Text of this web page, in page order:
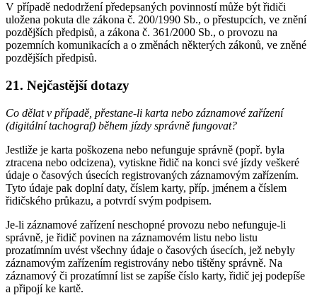
V případě nedodržení předepsaných povinností může být řidiči
uložena pokuta dle zákona č. 200/1990 Sb., o přestupcích, ve znění
pozdějších předpisů, a zákona č. 361/2000 Sb., o provozu na
pozemních komunikacích a o změnách některých zákonů, ve zněné
pozdějších předpisů.
21. Nejčastější dotazy
Co dělat v případě, přestane-li karta nebo záznamové zařízení
(digitální tachograf) během jízdy správně fungovat?
Jestliže je karta poškozena nebo nefunguje správně (popř. byla
ztracena nebo odcizena), vytiskne řidič na konci své jízdy veškeré
údaje o časových úsecích registrovaných záznamovým zařízením.
Tyto údaje pak doplní daty, číslem karty, příp. jménem a číslem
řidičského průkazu, a potvrdí svým podpisem.
Je-li záznamové zařízení neschopné provozu nebo nefunguje-li
správně, je řidič povinen na záznamovém listu nebo listu
prozatímním uvést všechny údaje o časových úsecích, jež nebyly
záznamovým zařízením registrovány nebo tištěny správně. Na
záznamový či prozatímní list se zapíše číslo karty, řidič jej podepíše
a připojí ke kartě.